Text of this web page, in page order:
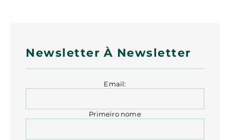
Newsletter À Newsletter
Email:
Primeiro nome